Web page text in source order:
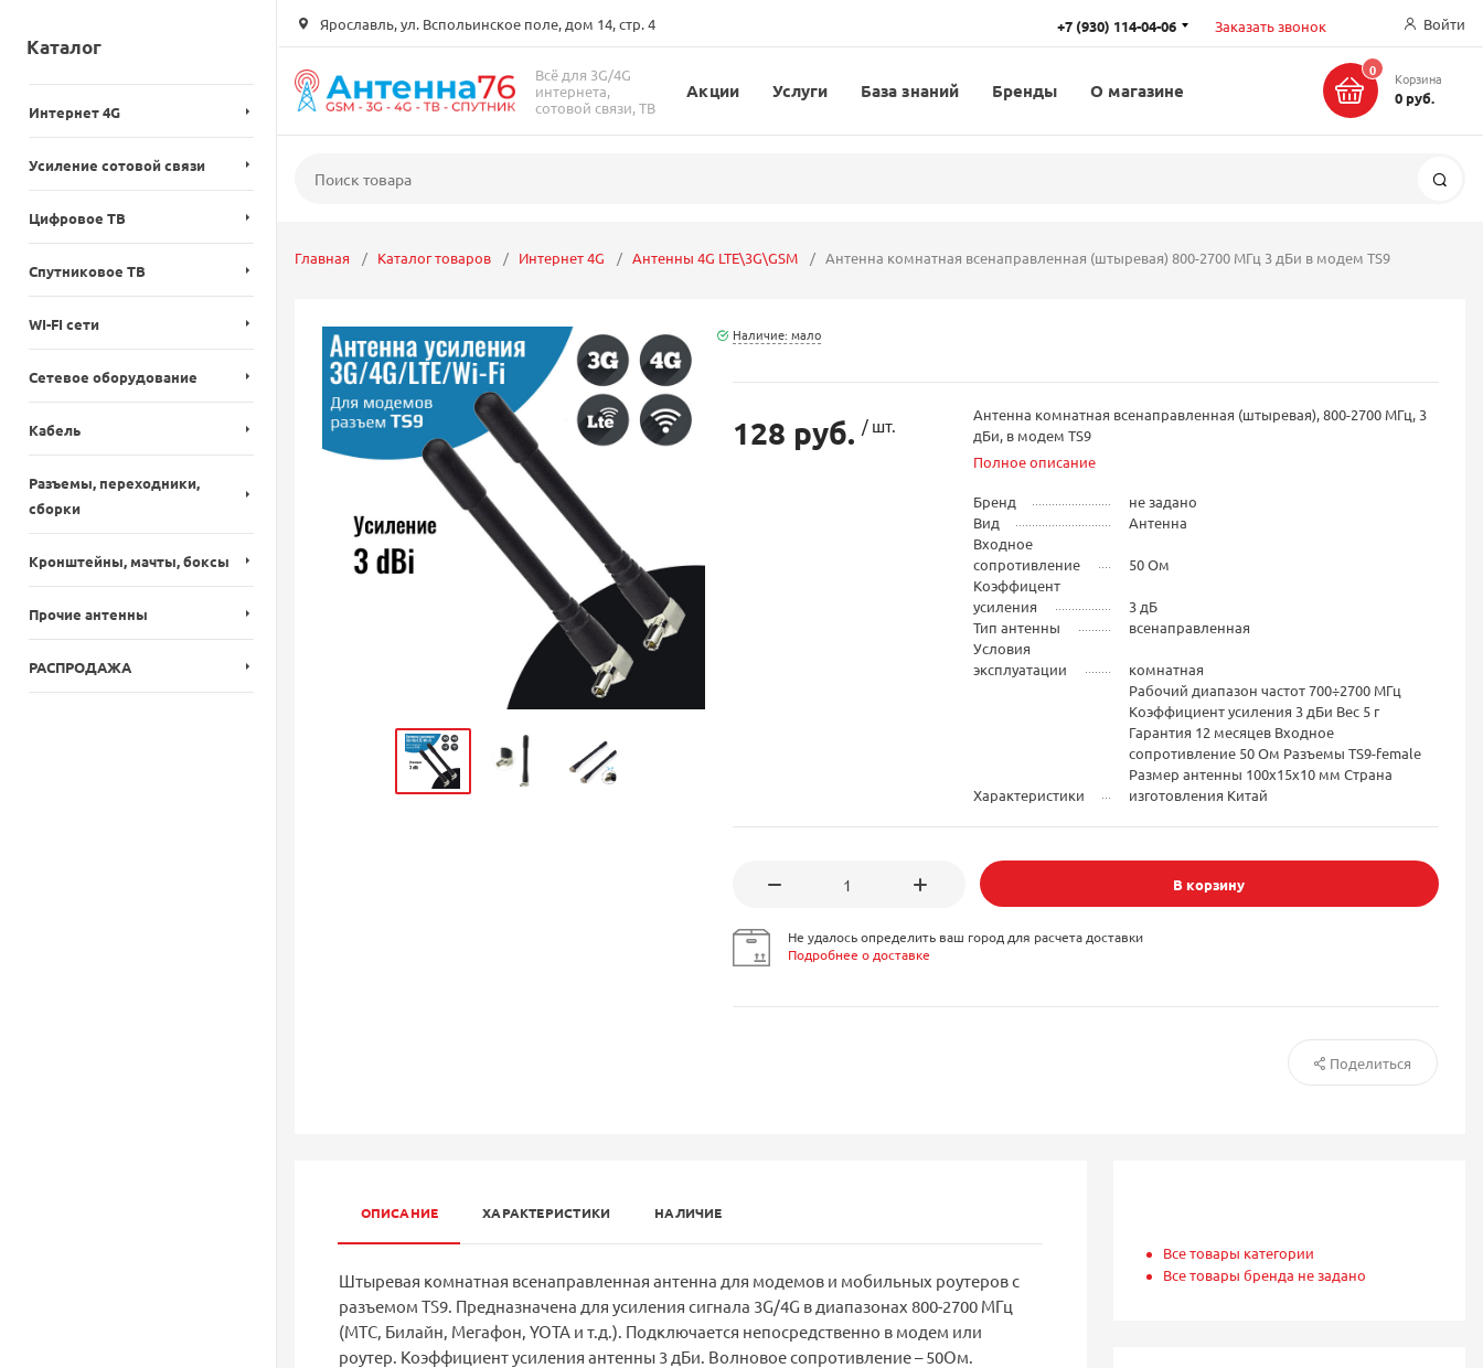
Ярославль, ул. Вспольинское поле, дом 14, стр. 4 +7 (930) 114-04-06 Заказать звонок Войти
Всё для 3G/4G
интернета,
сотовой связи, ТВ
Акции Услуги База знаний Бренды О магазине
0 Корзина
0 руб.
Каталог
Интернет 4G
Усиление сотовой связи
Цифровое ТВ
Спутниковое ТВ
WI-FI сети
Сетевое оборудование
Кабель
Разъемы, переходники,
сборки
Кронштейны, мачты, боксы
Прочие антенны
РАСПРОДАЖА
Главная Каталог товаров Интернет 4G Антенны 4G LTE\3G\GSM Антенна комнатная всенаправленная (штыревая) 800-2700 МГц 3 дБи в модем TS9
Наличие: мало
128 руб. / шт.
Антенна комнатная всенаправленная (штыревая), 800-2700 МГц, 3
дБи, в модем TS9
Полное описание
Бренд
не задано
Вид
Антенна
Входное
сопротивление
50 Ом
Коэффицент
усиления
3 дБ
Тип антенны
всенаправленная
Условия
эксплуатации
комнатная
Характеристики
Рабочий диапазон частот 700÷2700 МГц
Коэффициент усиления 3 дБи Вес 5 г
Гарантия 12 месяцев Входное
сопротивление 50 Ом Разъемы TS9-female
Размер антенны 100х15х10 мм Страна
изготовления Китай
В корзину
Не удалось определить ваш город для расчета доставки
Подробнее о доставке
Поделиться
ОПИСАНИЕ ХАРАКТЕРИСТИКИ НАЛИЧИЕ
Штыревая комнатная всенаправленная антенна для модемов и мобильных роутеров с
разъемом TS9. Предназначена для усиления сигнала 3G/4G в диапазонах 800-2700 МГц
(МТС, Билайн, Мегафон, YOTA и т.д.). Подключается непосредственно в модем или
роутер. Коэффициент усиления антенны 3 дБи. Волновое сопротивление – 50Ом.
Все товары категории
Все товары бренда не задано